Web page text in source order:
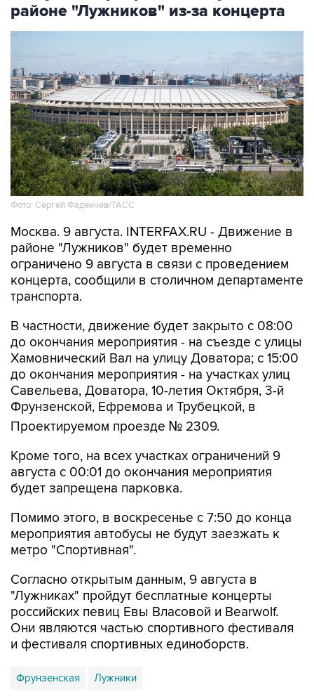
районе "Лужников" из-за концерта
Фото: Сергей Фадеичев/ТАСС
Москва. 9 августа. INTERFAX.RU - Движение в
районе "Лужников" будет временно
ограничено 9 августа в связи с проведением
концерта, сообщили в столичном департаменте
транспорта.
В частности, движение будет закрыто с 08:00
до окончания мероприятия - на съезде с улицы
Хамовнический Вал на улицу Доватора; с 15:00
до окончания мероприятия - на участках улиц
Савельева, Доватора, 10-летия Октября, 3-й
Фрунзенской, Ефремова и Трубецкой, в
Проектируемом проезде № 2309.
Кроме того, на всех участках ограничений 9
августа с 00:01 до окончания мероприятия
будет запрещена парковка.
Помимо этого, в воскресенье с 7:50 до конца
мероприятия автобусы не будут заезжать к
метро "Спортивная".
Согласно открытым данным, 9 августа в
"Лужниках" пройдут бесплатные концерты
российских певиц Евы Власовой и Bearwolf.
Они являются частью спортивного фестиваля
и фестиваля спортивных единоборств.
Фрунзенская Лужники